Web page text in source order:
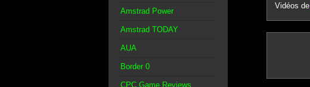
Amstrad Power
Amstrad TODAY
AUA
Border 0
CPC Game Reviews
Vidéos de